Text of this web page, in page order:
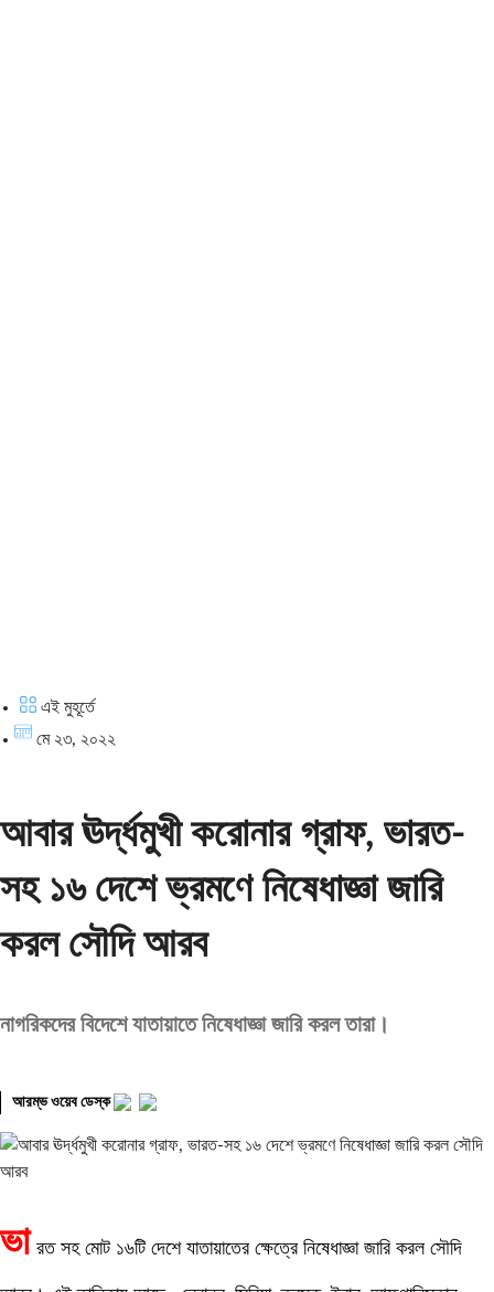
এই মুহূর্তে
মে ২৩, ২০২২
আবার ঊর্দ্ধমুখী করোনার গ্রাফ, ভারত-
সহ ১৬ দেশে ভ্রমণে নিষেধাজ্ঞা জারি
করল সৌদি আরব
নাগরিকদের বিদেশে যাতায়াতে নিষেধাজ্ঞা জারি করল তারা।
আরম্ভ ওয়েব ডেস্ক
ভা রত সহ মোট ১৬টি দেশে যাতায়াতের ক্ষেত্রে নিষেধাজ্ঞা জারি করল সৌদি